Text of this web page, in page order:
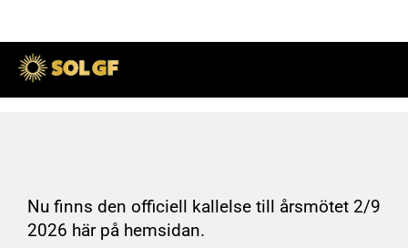
Kallelse årsmöte 2026
27 jul 2026 Skriven av SOL GF Peter
Nu finns den officiell kallelse till årsmötet 2/9
2026 här på hemsidan.